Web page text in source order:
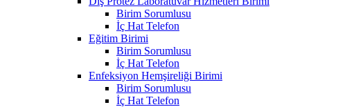
Birim Sorumlusu
İç Hat Telefon
Eğitim Birimi
Birim Sorumlusu
İç Hat Telefon
Enfeksiyon Hemşireliği Birimi
Birim Sorumlusu
İç Hat Telefon